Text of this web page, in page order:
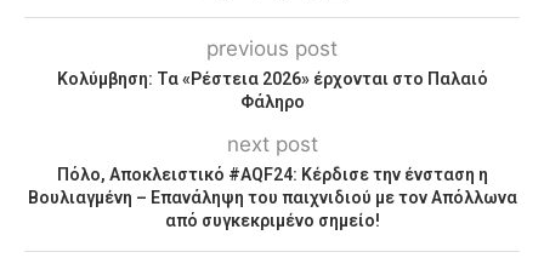
previous post
Κολύμβηση: Τα «Ρέστεια 2026» έρχονται στο Παλαιό
Φάληρο
next post
Πόλο, Αποκλειστικό #ΑQF24: Κέρδισε την ένσταση η
Βουλιαγμένη – Επανάληψη του παιχνιδιού με τον Απόλλωνα
από συγκεκριμένο σημείο!